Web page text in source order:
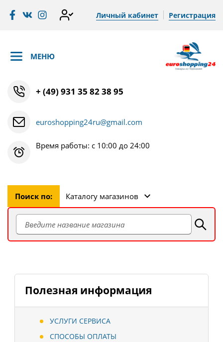
Личный кабинет Регистрация
МЕНЮ
+ (49) 931 35 82 38 95
euroshopping24ru@gmail.com
Время работы: с 10:00 до 24:00
Поиск по: Каталогу магазинов
Полезная информация
УСЛУГИ СЕРВИСА
СПОСОБЫ ОПЛАТЫ